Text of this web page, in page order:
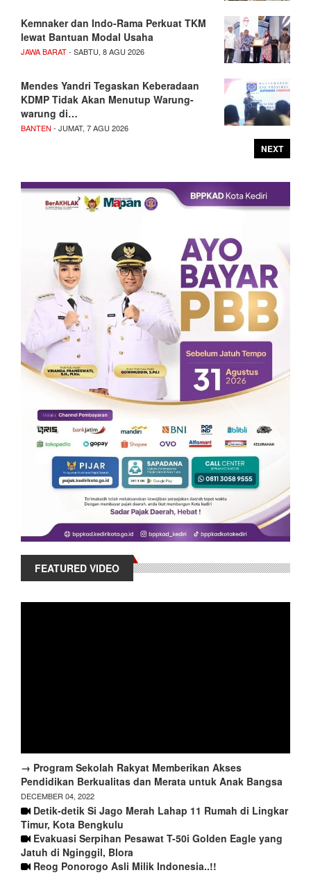
Kemnaker dan Indo-Rama Perkuat TKM
lewat Bantuan Modal Usaha
JAWA BARAT- SABTU, 8 AGU 2026
Mendes Yandri Tegaskan Keberadaan
KDMP Tidak Akan Menutup Warung-
warung di…
BANTEN - JUMAT, 7 AGU 2026
NEXT
FEATURED VIDEO
→ Program Sekolah Rakyat Memberikan Akses
Pendidikan Berkualitas dan Merata untuk Anak Bangsa
DECEMBER 04, 2022
Detik-detik Si Jago Merah Lahap 11 Rumah di Lingkar
Timur, Kota Bengkulu
Evakuasi Serpihan Pesawat T-50i Golden Eagle yang
Jatuh di Nginggil, Blora
Reog Ponorogo Asli Milik Indonesia..!!